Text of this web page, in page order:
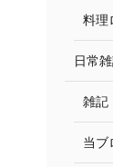
料理
日常
雑記
当ブ